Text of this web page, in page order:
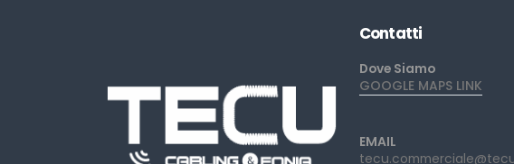
Contatti
Dove Siamo
GOOGLE MAPS LINK
EMAIL